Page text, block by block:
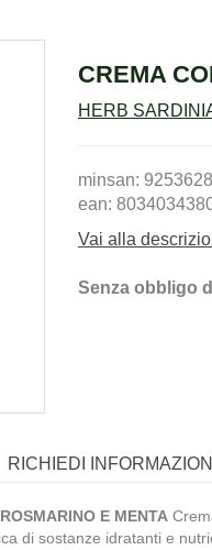
CREMA
HERB
minsan:
ean:
Vai alla
Senza obbligo
RICHIEDI INFORMAZIONI
E MENTA
di sostanze idratanti e